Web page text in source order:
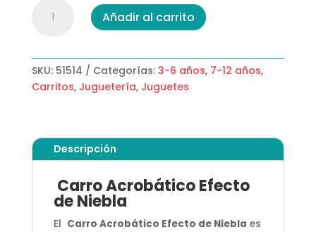
Acrobático
Niebla
cantidad
Añadir al carrito
SKU: 51514 Categorías: 3-6 años, 7-12 años,
Carritos, Juguetería, Juguetes
Descripción
Carro Acrobático Efecto
de Niebla
El Carro Acrobático Efecto de Niebla es